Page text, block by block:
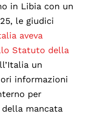
in Libia con un
le giudici
aveva
Statuto della
un
informazioni
per
mancata